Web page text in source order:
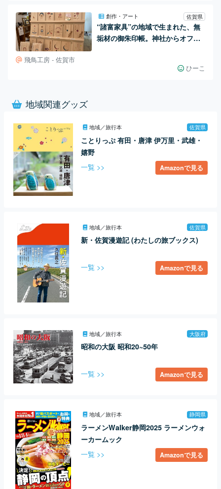
創作・アート 佐賀県
“諸富家具”の地域で生まれた、無
垢材の御朱印帳。神社からオファ
飛鳥工房 - 佐賀市
ひーこ
地域関連グッズ
地域／旅行本 佐賀県
ことりっぷ 有田・唐津 伊万里・武雄・
嬉野
一覧 >> Amazonで見る
地域／旅行本 佐賀県
新・佐賀漫遊記 (わたしの旅ブックス)
一覧 >> Amazonで見る
地域／旅行本 大阪府
昭和の大阪 昭和20~50年
一覧 >> Amazonで見る
地域／旅行本 静岡県
ラーメンWalker静岡2025 ラーメンウォ
ーカームック
一覧 >> Amazonで見る